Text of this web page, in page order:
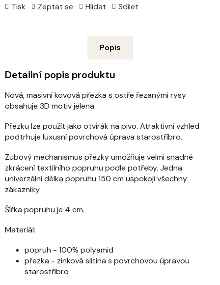
Tisk Zeptat se Hlídat Sdílet
Popis
Detailní popis produktu
Nová, masivní kovová přezka s ostře řezanými rysy
obsahuje 3D motiv jelena.
Přezku lze použít jako otvírák na pivo. Atraktivní vzhled
podtrhuje luxusní povrchová úprava starostříbro.
Zubový mechanismus přezky umožňuje velmi snadné
zkrácení textilního popruhu podle potřeby. Jedna
univerzální délka popruhu 150 cm uspokojí všechny
zákazníky.
Šířka popruhu je 4 cm.
Materiál:
popruh - 100% polyamid
přezka - zinková slitina s povrchovou úpravou
starostříbro